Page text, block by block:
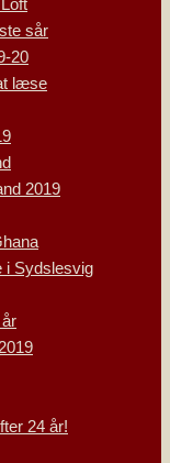
sår
20
læse
2019
i Sydslesvig
24 år!